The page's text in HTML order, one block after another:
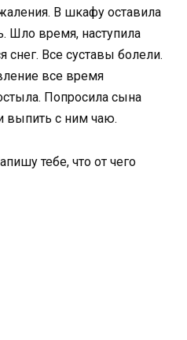
В шкафу оставила
Шло время, наступила
снег. Все суставы болели.
все время
Попросила сына
выпить с ним чаю.
тебе, что от чего